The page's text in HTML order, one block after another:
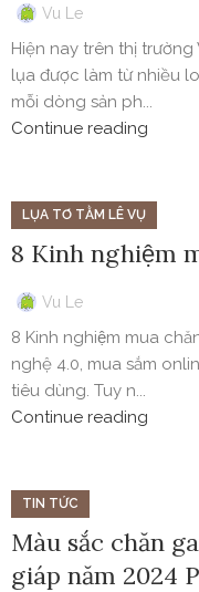
Vu Le
Hiện nay trên thị
lụa được làm từ nhiều
mỗi dòng sản ph...
Continue reading
LỤA TƠ TẰM LÊ VỤ
8 Kinh nghiệm
Vu Le
8 Kinh nghiệm mua
nghệ 4.0, mua sắm
tiêu dùng. Tuy n...
Continue reading
TIN TỨC
Màu sắc chăn
giáp năm 2024